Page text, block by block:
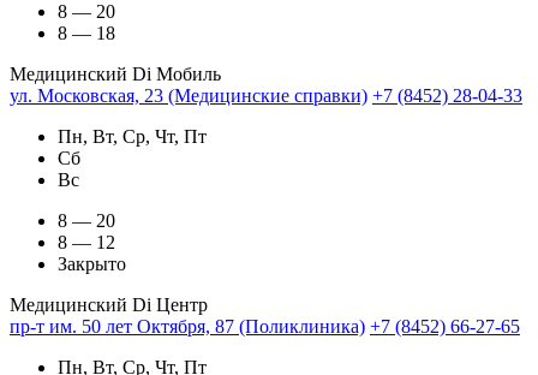
8 — 20
8 — 18
Медицинский Di Мобиль
ул. Московская, 23 (Медицинские справки) +7 (8452) 28-04-33
Пн, Вт, Ср, Чт, Пт
Сб
Вс
8 — 20
8 — 12
Закрыто
Медицинский Di Центр
пр-т им. 50 лет Октября, 87 (Поликлиника) +7 (8452) 66-27-65
Пн, Вт, Ср, Чт, Пт